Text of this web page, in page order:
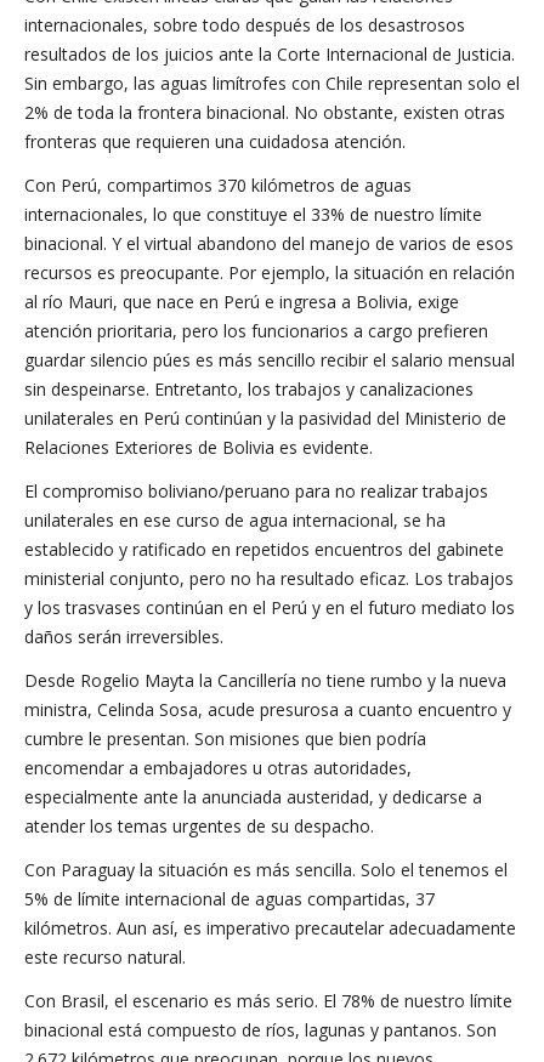
internacionales, sobre todo después de los desastrosos
resultados de los juicios ante la Corte Internacional de Justicia.
Sin embargo, las aguas limítrofes con Chile representan solo el
2% de toda la frontera binacional. No obstante, existen otras
fronteras que requieren una cuidadosa atención.
Con Perú, compartimos 370 kilómetros de aguas
internacionales, lo que constituye el 33% de nuestro límite
binacional. Y el virtual abandono del manejo de varios de esos
recursos es preocupante. Por ejemplo, la situación en relación
al río Mauri, que nace en Perú e ingresa a Bolivia, exige
atención prioritaria, pero los funcionarios a cargo prefieren
guardar silencio púes es más sencillo recibir el salario mensual
sin despeinarse. Entretanto, los trabajos y canalizaciones
unilaterales en Perú continúan y la pasividad del Ministerio de
Relaciones Exteriores de Bolivia es evidente.
El compromiso boliviano/peruano para no realizar trabajos
unilaterales en ese curso de agua internacional, se ha
establecido y ratificado en repetidos encuentros del gabinete
ministerial conjunto, pero no ha resultado eficaz. Los trabajos
y los trasvases continúan en el Perú y en el futuro mediato los
daños serán irreversibles.
Desde Rogelio Mayta la Cancillería no tiene rumbo y la nueva
ministra, Celinda Sosa, acude presurosa a cuanto encuentro y
cumbre le presentan. Son misiones que bien podría
encomendar a embajadores u otras autoridades,
especialmente ante la anunciada austeridad, y dedicarse a
atender los temas urgentes de su despacho.
Con Paraguay la situación es más sencilla. Solo el tenemos el
5% de límite internacional de aguas compartidas, 37
kilómetros. Aun así, es imperativo precautelar adecuadamente
este recurso natural.
Con Brasil, el escenario es más serio. El 78% de nuestro límite
binacional está compuesto de ríos, lagunas y pantanos. Son